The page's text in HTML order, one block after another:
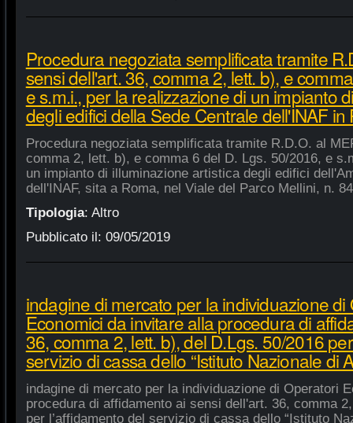
Procedura negoziata semplificata tramite
sensi dell'art. 36, comma 2, lett. b), e
e s.m.i., per la realizzazione di un impianto
degli edifici della Sede Centrale dell'INAF in
Procedura negoziata semplificata tramite R.D.O. al
comma 2, lett. b), e comma 6 del D. Lgs. 50/2016, e
un impianto di illuminazione artistica degli edifici
dell'INAF, sita a Roma, nel Viale del Parco Mellini, n. 84
Tipologia: Altro
Pubblicato il: 09/05/2019
indagine di mercato per la individuazione di
Economici da invitare alla procedura di
36, comma 2, lett. b), del D.Lgs. 50/2016
servizio di cassa dello “Istituto Nazionale di
indagine di mercato per la individuazione di Operatori
procedura di affidamento ai sensi dell'art. 36, comma
per l’affidamento del servizio di cassa dello “Istituto